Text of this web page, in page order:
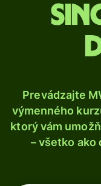
Prevádzajte
výmenného
ktorý vám
– všetko ako